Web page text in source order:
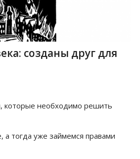
созданы друг для
которые необходимо решить
а тогда уже займемся правами